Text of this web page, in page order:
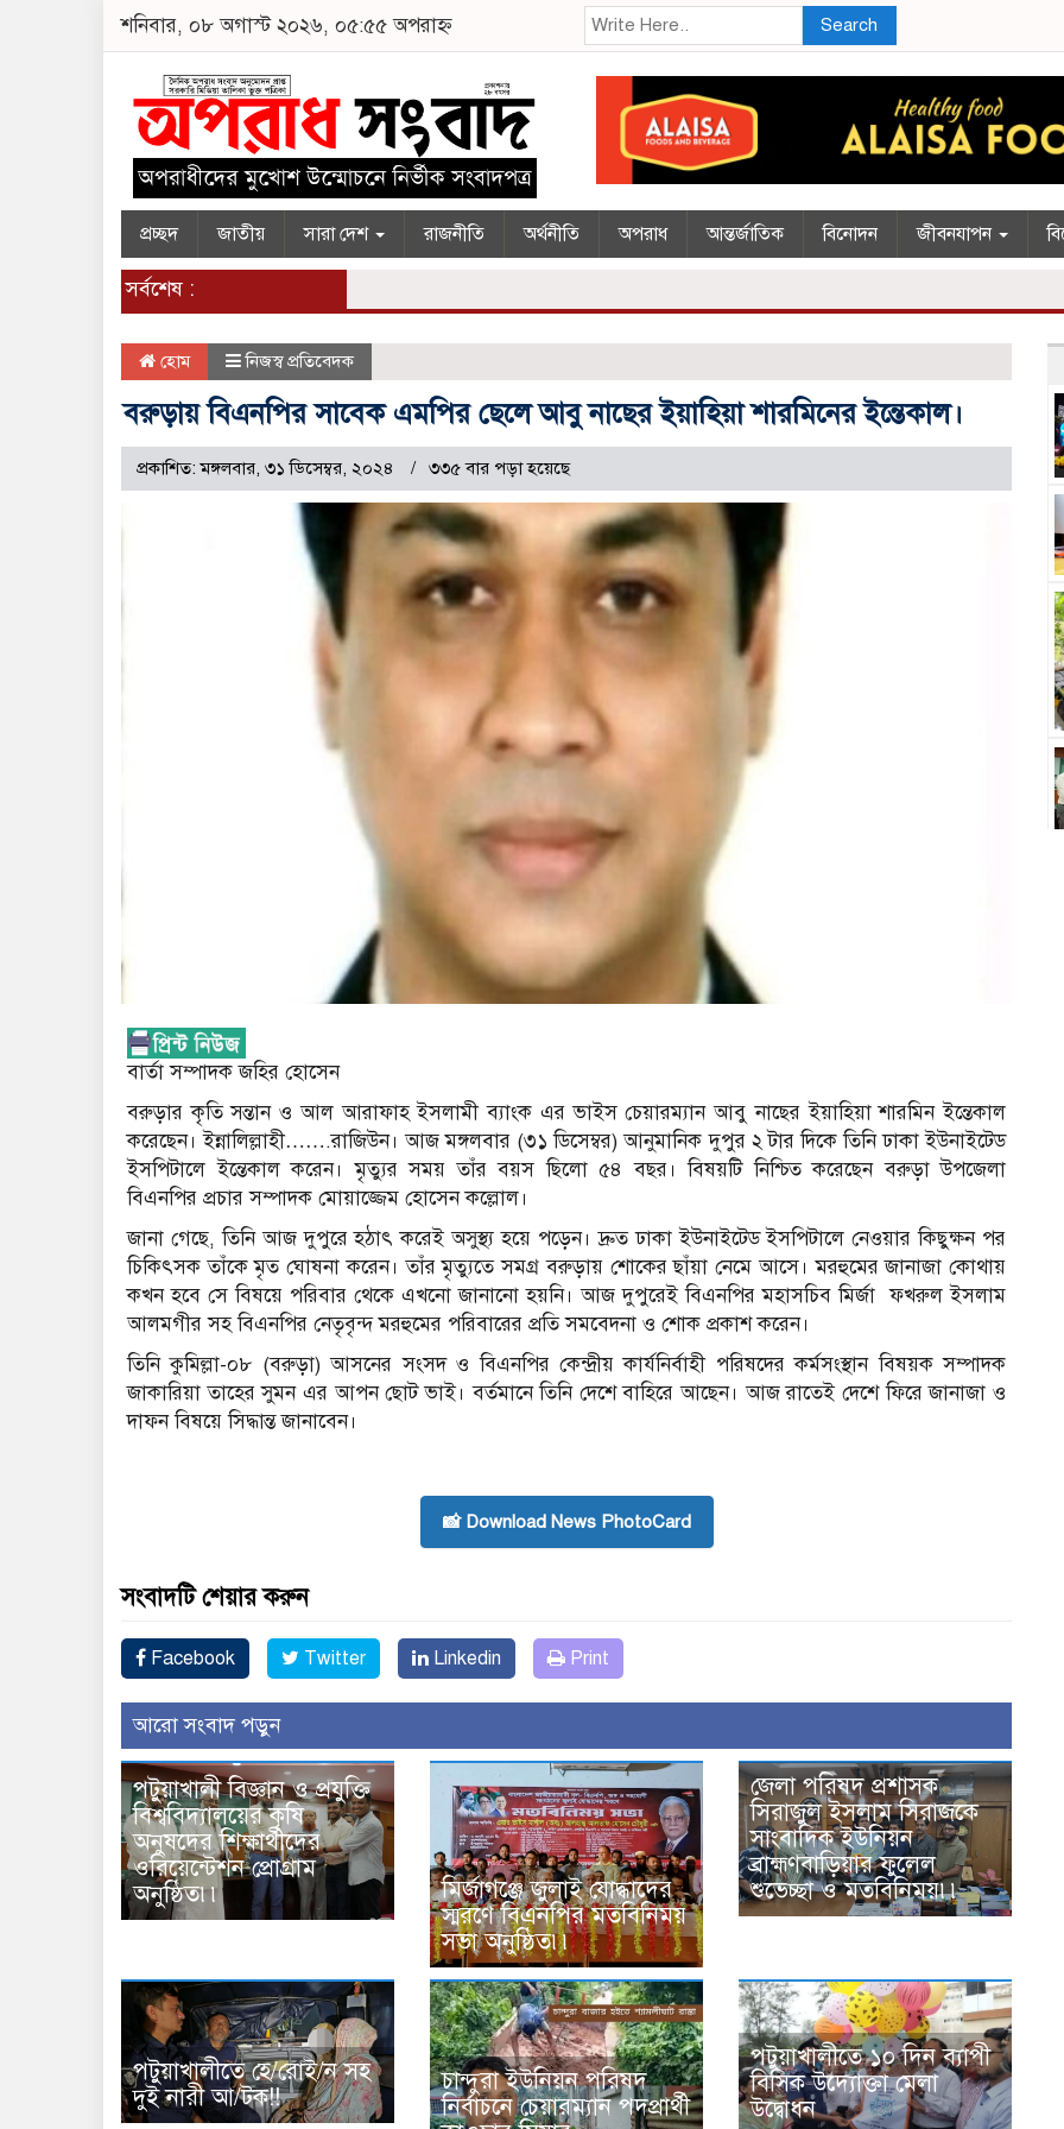
শনিবার, ০৮ অগাস্ট ২০২৬, ০৫:৫৫ অপরাহ্ন Search
প্রচ্ছদ জাতীয় সারা দেশ রাজনীতি অর্থনীতি অপরাধ আন্তর্জাতিক বিনোদন জীবনযাপন
সর্বশেষ :
হোম নিজস্ব প্রতিবেদক
বরুড়ায় বিএনপির সাবেক এমপির ছেলে আবু নাছের ইয়াহিয়া শারমিনের ইন্তেকাল।
প্রকাশিত: মঙ্গলবার, ৩১ ডিসেম্বর, ২০২৪ ৩৩৫ বার পড়া হয়েছে
বার্তা সম্পাদক জহির হোসেন
বরুড়ার কৃতি সন্তান ও আল আরাফাহ ইসলামী ব্যাংক এর ভাইস চেয়ারম্যান আবু নাছের ইয়াহিয়া শারমিন ইন্তেকাল
করেছেন। ইন্নালিল্লাহী…….রাজিউন। আজ মঙ্গলবার (৩১ ডিসেম্বর) আনুমানিক দুপুর ২ টার দিকে তিনি ঢাকা ইউনাইটেড
ইসপিটালে ইন্তেকাল করেন। মৃত্যুর সময় তাঁর বয়স ছিলো ৫৪ বছর। বিষয়টি নিশ্চিত করেছেন বরুড়া উপজেলা
বিএনপির প্রচার সম্পাদক মোয়াজ্জেম হোসেন কল্লোল।
জানা গেছে, তিনি আজ দুপুরে হঠাৎ করেই অসুস্থ্য হয়ে পড়েন। দ্রুত ঢাকা ইউনাইটেড ইসপিটালে নেওয়ার কিছুক্ষন পর
চিকিৎসক তাঁকে মৃত ঘোষনা করেন। তাঁর মৃত্যুতে সমগ্র বরুড়ায় শোকের ছাঁয়া নেমে আসে। মরহুমের জানাজা কোথায়
কখন হবে সে বিষয়ে পরিবার থেকে এখনো জানানো হয়নি। আজ দুপুরেই বিএনপির মহাসচিব মির্জা ফখরুল ইসলাম
আলমগীর সহ বিএনপির নেতৃবৃন্দ মরহুমের পরিবারের প্রতি সমবেদনা ও শোক প্রকাশ করেন।
তিনি কুমিল্লা-০৮ (বরুড়া) আসনের সংসদ ও বিএনপির কেন্দ্রীয় কার্যনির্বাহী পরিষদের কর্মসংস্থান বিষয়ক সম্পাদক
জাকারিয়া তাহের সুমন এর আপন ছোট ভাই। বর্তমানে তিনি দেশে বাহিরে আছেন। আজ রাতেই দেশে ফিরে জানাজা ও
দাফন বিষয়ে সিদ্ধান্ত জানাবেন।
📸 Download News PhotoCard
সংবাদটি শেয়ার করুন
Facebook Twitter Linkedin Print
আরো সংবাদ পড়ুন
পটুয়াখালী বিজ্ঞান ও প্রযুক্তি
বিশ্ববিদ্যালয়ের কৃষি
অনুষদের শিক্ষার্থীদের
ওরিয়েন্টেশন প্রোগ্রাম
অনুষ্ঠিত৷৷
মির্জাগঞ্জে জুলাই যোদ্ধাদের
স্মরণে বিএনপির মতবিনিময়
সভা অনুষ্ঠিত৷৷
জেলা পরিষদ প্রশাসক
সিরাজুল ইসলাম সিরাজকে
সাংবাদিক ইউনিয়ন
ব্রাহ্মণবাড়িয়ার ফুলেল
শুভেচ্ছা ও মতবিনিময়৷৷
পটুয়াখালীতে হে/রোই/ন সহ
দুই নারী আ/টক!!
চান্দুরা ইউনিয়ন পরিষদ
নির্বাচনে চেয়ারম্যান পদপ্রার্থী
পটুয়াখালীতে ১০ দিন ব্যাপী
বিসিক উদ্যোক্তা মেলা
উদ্বোধন